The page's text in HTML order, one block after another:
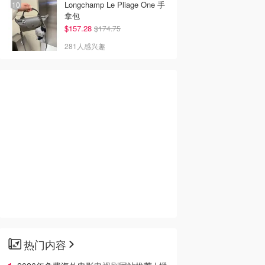
Longchamp Le Pliage One 手
拿包
$157.28 $174.75
281人感兴趣
热门内容